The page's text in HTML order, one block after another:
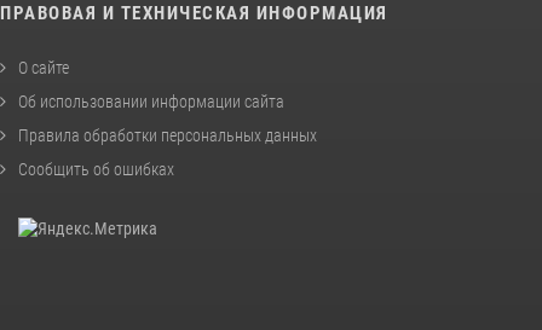
ПРАВОВАЯ И ТЕХНИЧЕСКАЯ ИНФОРМАЦИЯ
О сайте
Об использовании информации сайта
Правила обработки персональных данных
Сообщить об ошибках